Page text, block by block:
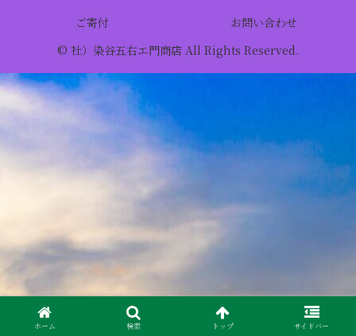
ご寄付
お問い合わせ
© 社）染谷五右エ門商店 All Rights Reserved.
ホーム 検索 トップ サイドバー